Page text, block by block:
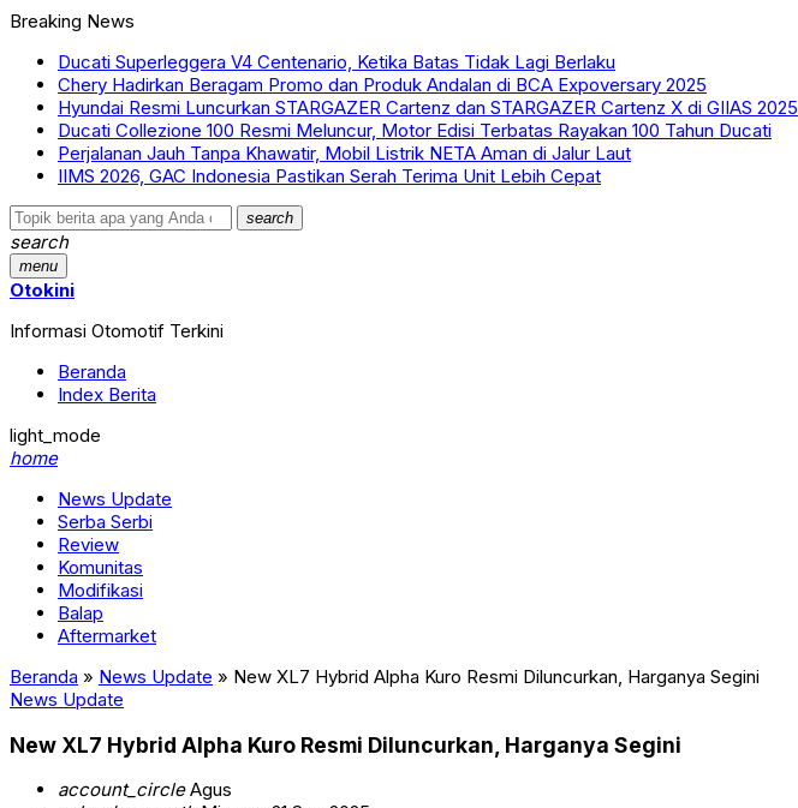
Breaking News
Ducati Superleggera V4 Centenario, Ketika Batas Tidak Lagi Berlaku
Chery Hadirkan Beragam Promo dan Produk Andalan di BCA Expoversary 2025
Hyundai Resmi Luncurkan STARGAZER Cartenz dan STARGAZER Cartenz X di GIIAS 2025
Ducati Collezione 100 Resmi Meluncur, Motor Edisi Terbatas Rayakan 100 Tahun Ducati
Perjalanan Jauh Tanpa Khawatir, Mobil Listrik NETA Aman di Jalur Laut
IIMS 2026, GAC Indonesia Pastikan Serah Terima Unit Lebih Cepat
search
search
menu
Otokini
Informasi Otomotif Terkini
Beranda
Index Berita
light_mode
home
News Update
Serba Serbi
Review
Komunitas
Modifikasi
Balap
Aftermarket
Beranda » News Update » New XL7 Hybrid Alpha Kuro Resmi Diluncurkan, Harganya Segini
News Update
New XL7 Hybrid Alpha Kuro Resmi Diluncurkan, Harganya Segini
account_circleAgus